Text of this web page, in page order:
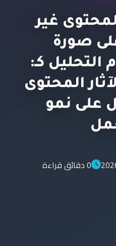
غير
صورة
كـ:
المحتوى
على نمو
0 دقائق قراءة